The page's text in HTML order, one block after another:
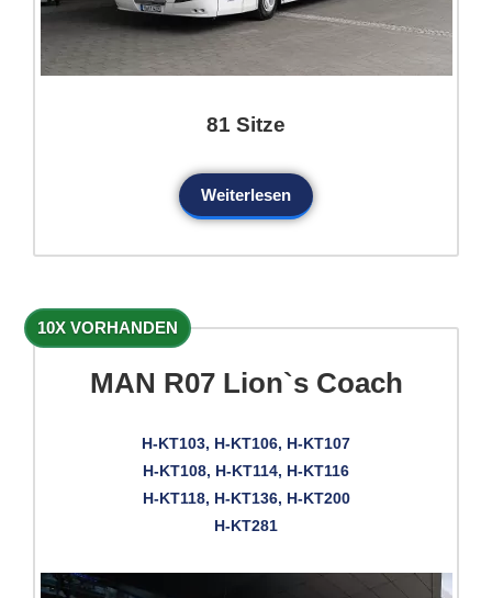
81 Sitze
Weiterlesen
10X VORHANDEN
MAN R07 Lion`s Coach
H-KT103, H-KT106, H-KT107
H-KT108, H-KT114, H-KT116
H-KT118, H-KT136, H-KT200
H-KT281